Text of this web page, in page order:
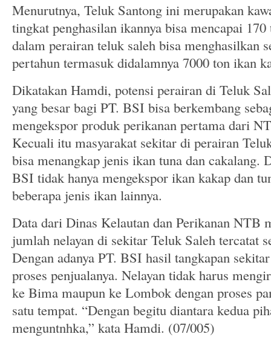
Menurutnya, Teluk Santong ini merupakan
tingkat penghasilan ikannya bisa mencapai
dalam perairan teluk saleh bisa menghasilkan
pertahun termasuk didalamnya 7000 ton ikan
Dikatakan Hamdi, potensi perairan di Teluk
yang besar bagi PT. BSI bisa berkembang
mengekspor produk perikanan pertama dari
Kecuali itu masyarakat sekitar di perairan
bisa menangkap jenis ikan tuna dan cakalang.
BSI tidak hanya mengekspor ikan kakap dan
beberapa jenis ikan lainnya.
Data dari Dinas Kelautan dan Perikanan NTB
jumlah nelayan di sekitar Teluk Saleh tercatat
Dengan adanya PT. BSI hasil tangkapan
proses penjualanya. Nelayan tidak harus
ke Bima maupun ke Lombok dengan proses
satu tempat. “Dengan begitu diantara kedua
menguntnhka,” kata Hamdi. (07/005)